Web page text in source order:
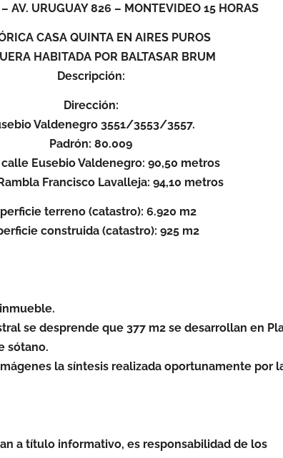
AV. URUGUAY 826 – MONTEVIDEO 15 HORAS
CASA QUINTA EN AIRES PUROS
HABITADA POR BALTASAR BRUM
Descripción:
Dirección:
Valdenegro 3551/3553/3557.
Padrón: 80.009
Eusebio Valdenegro: 90,50 metros
Francisco Lavalleja: 94,10 metros
terreno (catastro): 6.920 m2
construida (catastro): 925 m2
se desprende que 377 m2 se desarrollan en
sótano.
la síntesis realizada oportunamente por
a título informativo, es responsabilidad de los